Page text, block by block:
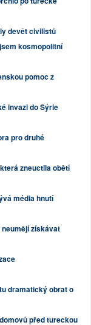
devět civilistů
kosmopolitní
pomoc z
invazi do Sýrie
pro druhé
zneuctila obětí
média hnutí
získávat
dramatický obrat o
před tureckou